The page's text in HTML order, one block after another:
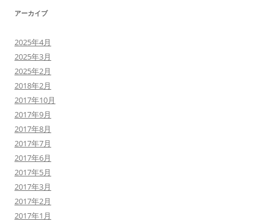
アーカイブ
2025年4月
2025年3月
2025年2月
2018年2月
2017年10月
2017年9月
2017年8月
2017年7月
2017年6月
2017年5月
2017年3月
2017年2月
2017年1月